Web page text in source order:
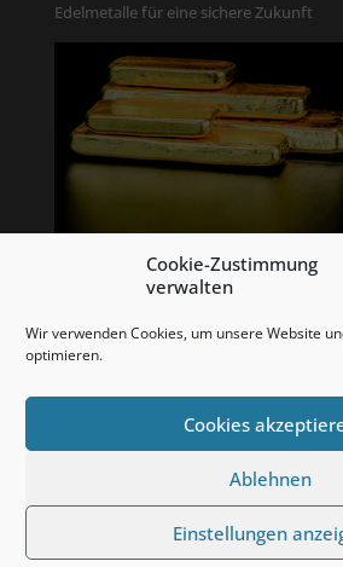
Cookie-Zustimmung
verwalten
Wir verwenden Cookies, um unsere Website
optimieren.
Cookies
Ablehnen
Einstellungen
Edelmetalle für eine sichere Zukunft
Copyright: Bullion Value KG, 2020 -